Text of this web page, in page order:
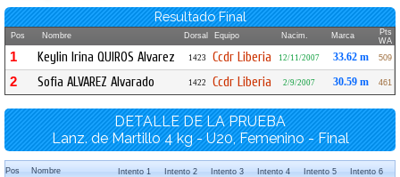
Resultado Final
Pos Nombre Dorsal Equipo Nacim. Marca
Pts
WA
1 Keylin Irina QUIROS Alvarez 1423 Ccdr Liberia 12/11/2007 33.62 m 509
2 Sofia ALVAREZ Alvarado 1422 Ccdr Liberia 2/9/2007 30.59 m 461
DETALLE DE LA PRUEBA
Lanz. de Martillo 4 kg - U20, Femenino - Final
Pos Nombre Intento 1 Intento 2 Intento 3 Intento 4 Intento 5 Intento 6